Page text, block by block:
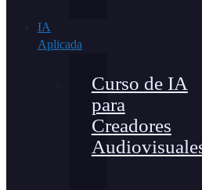
IA
Aplicada
Curso de IA
para
Creadores